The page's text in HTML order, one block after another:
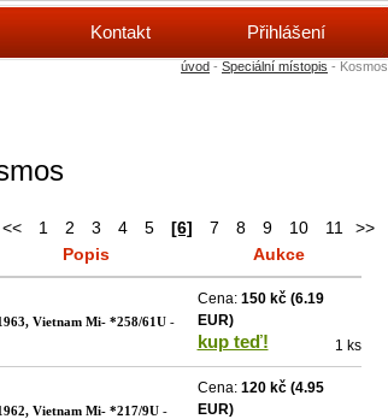
Kontakt Přihlášení
úvod - Speciální místopis - Kosmos
<< 1 2 3 4 5 [6] 7 8 9 10 11
>>
Popis Aukce
Vietnam Mi- *258/61U-
Cena: 150 kč(6.19
EUR)
kup teď! 1 ks
Vietnam Mi- *217/9U-
Cena: 120 kč(4.95
EUR)